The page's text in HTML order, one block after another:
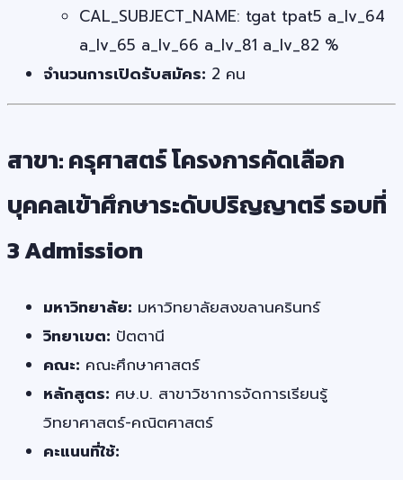
CAL_SUBJECT_NAME: tgat tpat5 a_lv_64
a_lv_65 a_lv_66 a_lv_81 a_lv_82 %
จำนวนการเปิดรับสมัคร: 2 คน
สาขา: ครุศาสตร์ โครงการคัดเลือก
บุคคลเข้าศึกษาระดับปริญญาตรี รอบที่
3 Admission
มหาวิทยาลัย: มหาวิทยาลัยสงขลานครินทร์
วิทยาเขต: ปัตตานี
คณะ: คณะศึกษาศาสตร์
หลักสูตร: ศษ.บ. สาขาวิชาการจัดการเรียนรู้
วิทยาศาสตร์-คณิตศาสตร์
คะแนนที่ใช้: